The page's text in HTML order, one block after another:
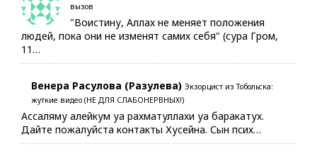
вызов
"Воистину, Аллах не меняет положения
людей, пока они не изменят самих себя" (сура Гром,
11…
Венера Расулова (Разулева) Экзорцист из Тобольска:
жуткие видео (НЕ ДЛЯ СЛАБОНЕРВНЫХ!)
Ассаляму алейкум уа рахматуллахи уа баракатух.
Дайте пожалуйста контакты Хусейна. Сын псих…